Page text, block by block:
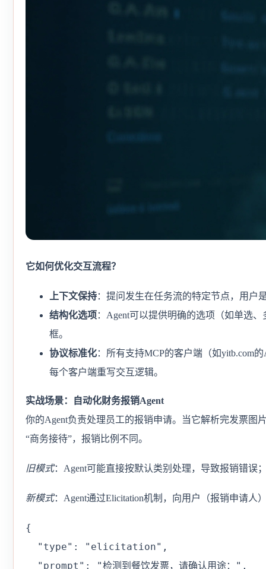
它如何优化交互流程？
上下文保持：提问发生在任务流的特定节点，用户
结构化选项 ：Agent可以提供明确的选项（如单选
框。
协议标准化：所有支持MCP的客户端（如yitb.com
每个客户端重写交互逻辑。
实战场景：自动化财务报销Agent
你的Agent负责处理员工的报销申请。当它解析完发票图
“商务接待”，报销比例不同。
旧模式：Agent可能直接按默认类别处理，导致报销错误
新模式：Agent通过Elicitation机制，向用户（报销申请人
{
  "type": "elicitation",
  "prompt": "检测到餐饮发票，请确认用途：",